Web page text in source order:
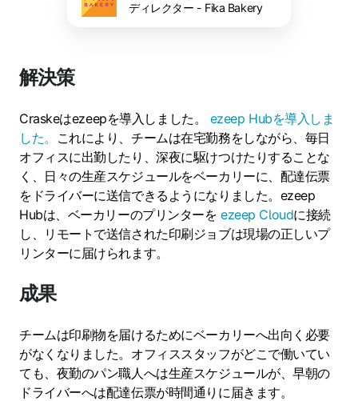
ディレクター - Fika Bakery
解決策
Craskeはezeepを導入しました。 ezeep Hubを導入しま
した。
これにより、チームは在宅勤務をしながら、毎日
オフィスに出勤したり、深夜に駆けつけたりすることな
く、日々の生産スケジュールをベーカリーに、配達伝票
をドライバーに送信できるようになりました。ezeep
Hubは、ベーカリーのプリンターをezeep Cloudに接続
し、リモートで送信された印刷ジョブは現場の正しいプ
リンターに届けられます。
成果
チームは印刷物を届けるためにベーカリーへ出向く必要
がなくなりました。オフィススタッフがどこで働いてい
ても、夜勤のパン職人へは生産スケジュールが、早朝の
ドライバーへは配達伝票が時間通りに届きます。